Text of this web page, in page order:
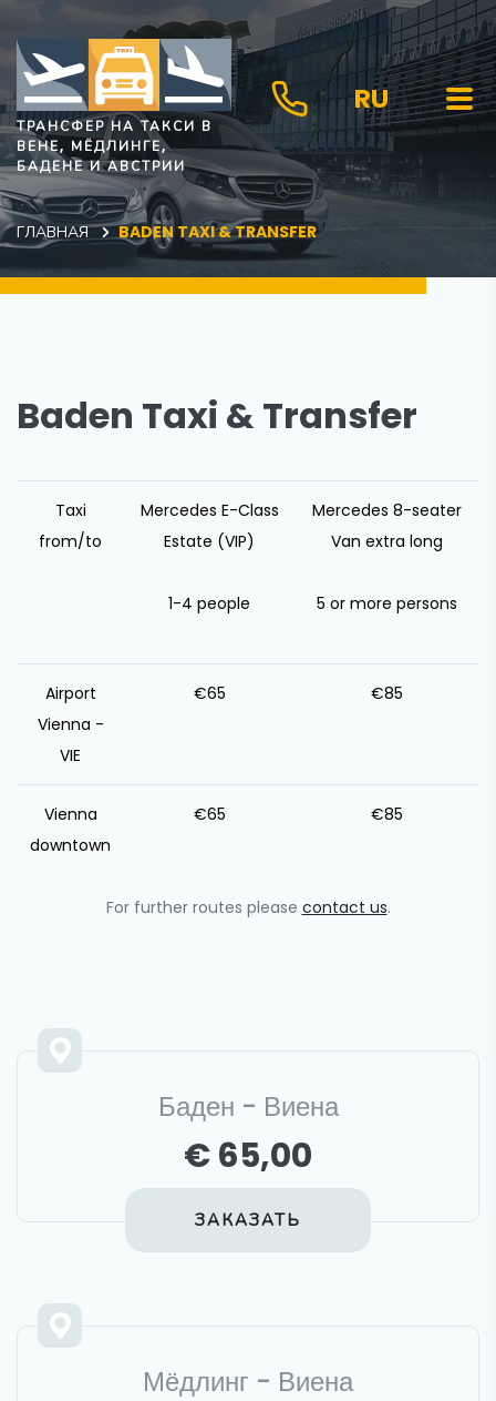
ТРАНСФЕР НА ТАКСИ В
ВЕНЕ, МЁДЛИНГЕ,
БАДЕНЕ И АВСТРИИ
RU
ГЛАВНАЯ BADEN TAXI & TRANSFER
Baden Taxi & Transfer
Taxi
from/to
Mercedes E-Class
Estate (VIP)
1-4 people
Mercedes 8-seater
Van extra long
5 or more persons
Airport
Vienna -
VIE
€65 €85
Vienna
downtown
€65 €85
For further routes please contact us.
Баден - Виена
€ 65,00
ЗАКАЗАТЬ
Мёдлинг - Виена